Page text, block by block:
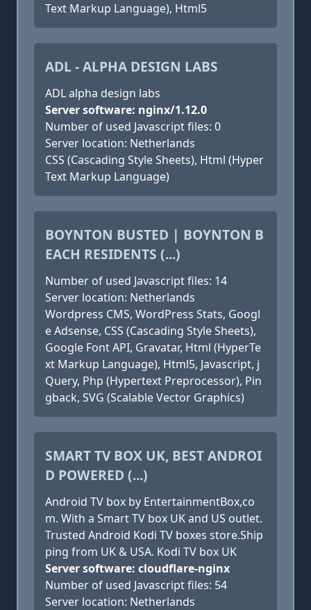
Text Markup Language), Html5
ADL - ALPHA DESIGN LABS
ADL alpha design labs
Server software: nginx/1.12.0
Number of used Javascript files: 0
Server location: Netherlands
CSS (Cascading Style Sheets), Html (Hyper
Text Markup Language)
BOYNTON BUSTED | BOYNTON B
EACH RESIDENTS (...)
Number of used Javascript files: 14
Server location: Netherlands
Wordpress CMS, WordPress Stats, Googl
e Adsense, CSS (Cascading Style Sheets),
Google Font API, Gravatar, Html (HyperTe
xt Markup Language), Html5, Javascript, j
Query, Php (Hypertext Preprocessor), Pin
gback, SVG (Scalable Vector Graphics)
SMART TV BOX UK, BEST ANDROI
D POWERED (...)
Android TV box by EntertainmentBox,co
m. With a Smart TV box UK and US outlet.
Trusted Android Kodi TV boxes store.Ship
ping from UK & USA. Kodi TV box UK
Server software: cloudflare-nginx
Number of used Javascript files: 54
Server location: Netherlands